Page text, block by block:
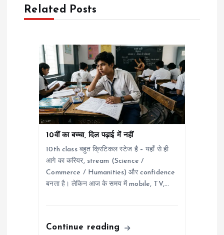
t
Related Posts
10वीं का बच्चा, दिल पढ़ाई में नहीं
10th class बहुत क्रिटिकल स्टेज है – यहाँ से ही
आगे का करियर, stream (Science /
Commerce / Humanities) और confidence
बनता है। लेकिन आज के समय में mobile, TV,…
Continue reading